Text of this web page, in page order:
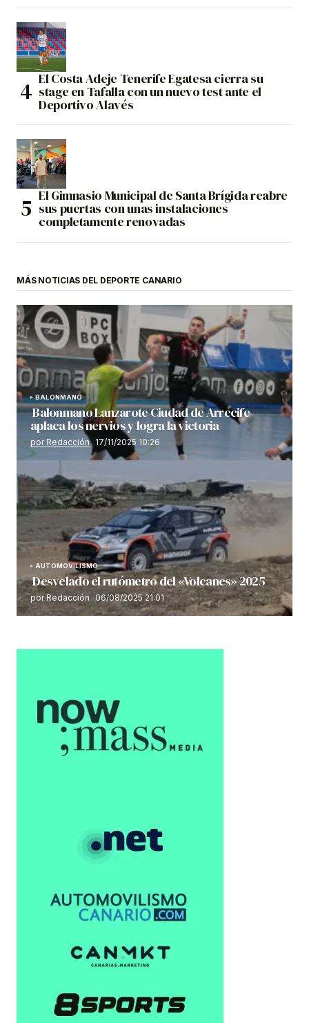
El Costa Adeje Tenerife Egatesa cierra su
stage en Tafalla con un nuevo test ante el
Deportivo Alavés
El Gimnasio Municipal de Santa Brígida reabre
sus puertas con unas instalaciones
completamente renovadas
MÁS NOTICIAS DEL DEPORTE CANARIO
BALONMANO
Balonmano Lanzarote Ciudad de Arrecife
aplaca los nervios y logra la victoria
por Redacción 17/11/2025 10:26
AUTOMOVILISMO
Desvelado el rutómetro del «Volcanes» 2025
por Redacción 06/08/2025 21:01